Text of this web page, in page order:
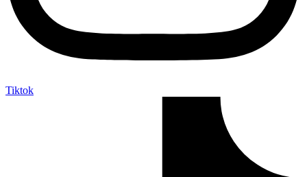
Tiktok